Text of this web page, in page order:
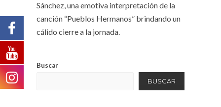
Sánchez, una emotiva interpretación de la
canción “Pueblos Hermanos” brindando un
cálido cierre a la jornada.
Buscar
BUSCAR